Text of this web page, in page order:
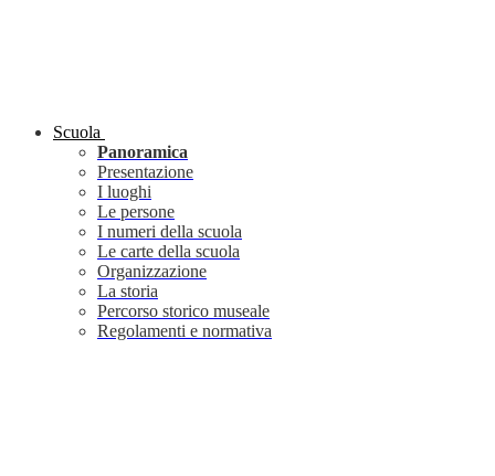
Scuola
Panoramica
Presentazione
I luoghi
Le persone
I numeri della scuola
Le carte della scuola
Organizzazione
La storia
Percorso storico museale
Regolamenti e normativa